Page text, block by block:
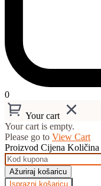
0
Your cart
Your cart is empty.
Please go to View Cart
Proizvod Cijena Količina
Ažuriraj košaricu
Isprazni košaricu